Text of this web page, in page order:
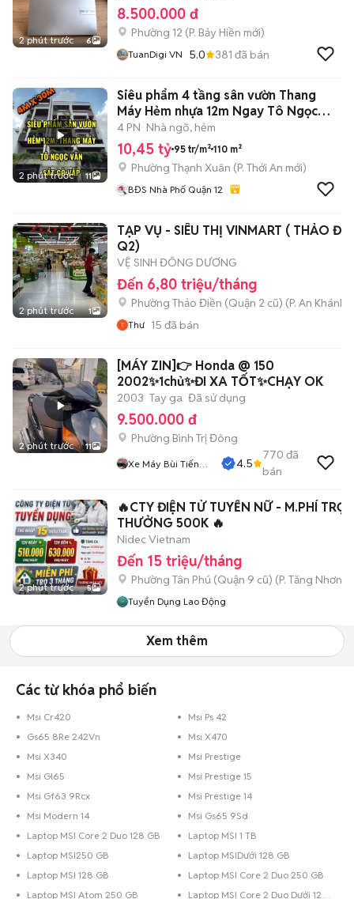
2 phút trước 6
8.500.000 đ
Phường 12 (P. Bảy Hiền mới)
TuanDigi VN 5.0 381 đã bán
2 phút trước 11
Siêu phẩm 4 tầng sân vườn Thang
Máy Hẻm nhựa 12m Ngay Tô Ngọc
Vân
4 PN Nhà ngõ, hẻm
10,45 tỷ 95 tr/m² 110 m²
Phường Thạnh Xuân (P. Thới An mới)
BĐS Nhà Phố Quận 12
2 phút trước 1
TẠP VỤ - SIÊU THỊ VINMART ( THẢO
Q2)
VỆ SINH ĐÔNG DƯƠNG
Đến 6,80 triệu/tháng
Phường Thảo Điền (Quận 2 cũ) (P. An Khánh
Thư 15 đã bán
2 phút trước 11
[MÁY ZIN]👉 Honda @ 150
2002✨1chủ✨ĐI XA TỐT✨CHẠY OK
2003 Tay ga Đã sử dụng
9.500.000 đ
Phường Bình Trị Đông
Xe Máy Bùi Tiến
4.5
770 đã
bán
2 phút trước 5
🔥CTY ĐIỆN TỬ TUYỂN NỮ - M.PHÍ TRỌ -
THƯỞNG 500K 🔥
Nidec Vietnam
Đến 15 triệu/tháng
Phường Tân Phú (Quận 9 cũ) (P. Tăng Nhơn
Tuyển Dụng Lao Động
Xem thêm
Các từ khóa phổ biến
Msi Cr420
Msi Ps 42
Gs65 8Re 242Vn
Msi X470
Msi X340
Msi Prestige
Msi Gl65
Msi Prestige 15
Msi Gf63 9Rcx
Msi Prestige 14
Msi Modern 14
Msi Gs65 9Sd
Laptop MSI Core 2 Duo 128 GB
Laptop MSI 1 TB
Laptop MSI250 GB
Laptop MSIDưới 128 GB
Laptop MSI 128 GB
Laptop MSI Core 2 Duo 250 GB
Laptop MSI Atom 250 GB
Laptop MSI Core 2 Duo Dưới 128 GB